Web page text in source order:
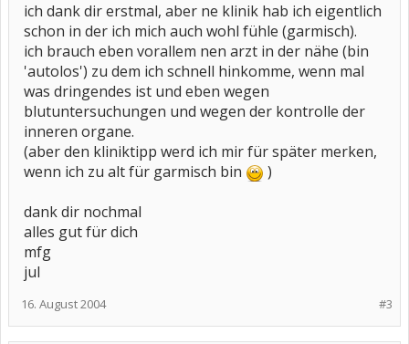
ich dank dir erstmal, aber ne klinik hab ich eigentlich
schon in der ich mich auch wohl fühle (garmisch).
ich brauch eben vorallem nen arzt in der nähe (bin
'autolos') zu dem ich schnell hinkomme, wenn mal
was dringendes ist und eben wegen
blutuntersuchungen und wegen der kontrolle der
inneren organe.
(aber den kliniktipp werd ich mir für später merken,
wenn ich zu alt für garmisch bin
)
dank dir nochmal
alles gut für dich
mfg
jul
#3
16. August 2004